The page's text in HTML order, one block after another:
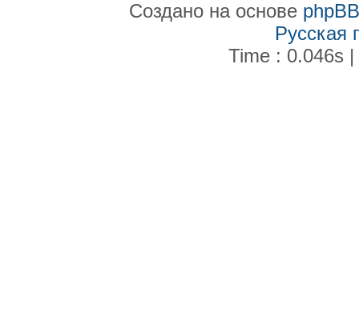
Создано на основе phpBB
Русская
Time : 0.046s